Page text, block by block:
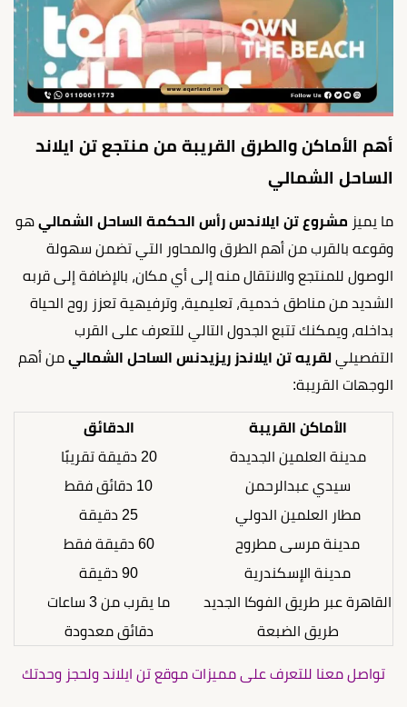
أهم الأماكن والطرق القريبة من منتجع تن ايلاند
الساحل الشمالي
ما يميز مشروع تن ايلاندس رأس الحكمة الساحل الشمالي هو
وقوعه بالقرب من أهم الطرق والمحاور التي تضمن سهولة
الوصول للمنتجع والانتقال منه إلى أي مكان، بالإضافة إلى قربه
الشديد من مناطق خدمية، تعليمية، وترفيهية تعزز روح الحياة
بداخله، ويمكنك تتبع الجدول التالي للتعرف على القرب
التفصيلي لقريه تن ايلاندز ريزيدنس الساحل الشمالي من أهم
الوجهات القريبة:
الأماكن القريبة
الدقائق
مدينة العلمين الجديدة
20 دقيقة تقريبًا
سيدي عبدالرحمن
10 دقائق فقط
مطار العلمين الدولي
25 دقيقة
مدينة مرسى مطروح
60 دقيقة فقط
مدينة الإسكندرية
90 دقيقة
القاهرة عبر طريق الفوكا الجديد
ما يقرب من 3 ساعات
طريق الضبعة
دقائق معدودة
تواصل معنا للتعرف على مميزات موقع تن ايلاند ولحجز وحدتك